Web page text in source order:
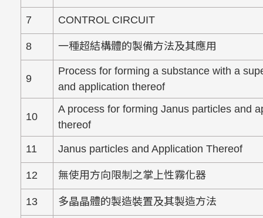
7 CONTROL CIRCUIT
8 一種超結構體的製備方法及其應用
9
Process for forming a substance with a
and application thereof
10
A process for forming Janus particles and
thereof
11 Janus particles and Application Thereof
12 無使用方向限制之掌上性霧化器
13 多晶晶體的製造裝置及其製造方法